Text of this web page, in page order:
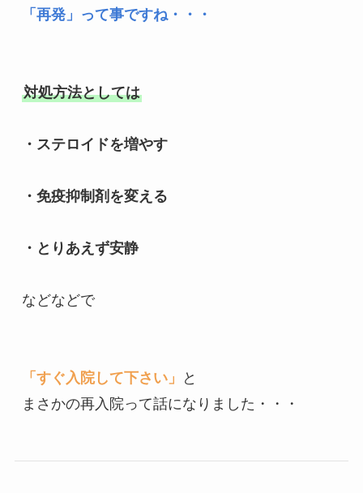
「再発」って事ですね・・・
対処方法としては
・ステロイドを増やす
・免疫抑制剤を変える
・とりあえず安静
などなどで
「すぐ入院して下さい」
と
まさかの再入院って話になりました・・・